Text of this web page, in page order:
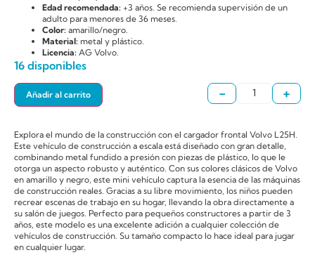
Edad recomendada: +3 años. Se recomienda supervisión de un
adulto para menores de 36 meses.
Color: amarillo/negro.
Material: metal y plástico.
Licencia: AG Volvo.
16 disponibles
- +
Añadir al carrito
Explora el mundo de la construcción con el cargador frontal Volvo L25H.
Este vehículo de construcción a escala está diseñado con gran detalle,
combinando metal fundido a presión con piezas de plástico, lo que le
otorga un aspecto robusto y auténtico. Con sus colores clásicos de Volvo
en amarillo y negro, este mini vehículo captura la esencia de las máquinas
de construcción reales. Gracias a su libre movimiento, los niños pueden
recrear escenas de trabajo en su hogar, llevando la obra directamente a
su salón de juegos. Perfecto para pequeños constructores a partir de 3
años, este modelo es una excelente adición a cualquier colección de
vehículos de construcción. Su tamaño compacto lo hace ideal para jugar
en cualquier lugar.